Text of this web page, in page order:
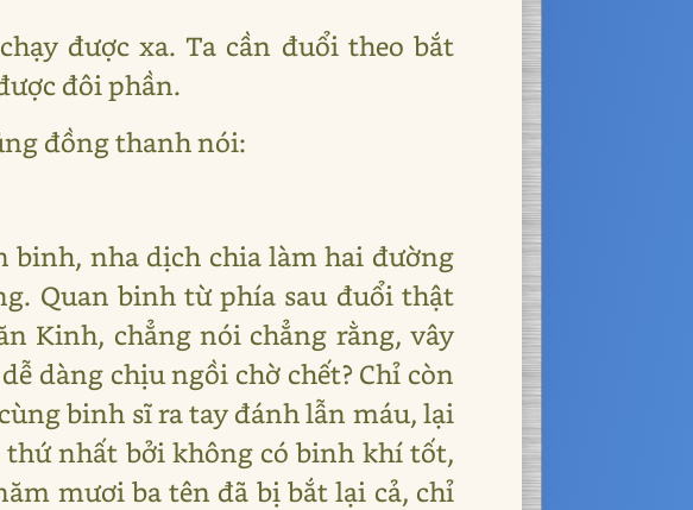
được xa. Ta cần đuổi theo bắt
đôi phần.
đồng thanh nói:
binh, nha dịch chia làm hai đường
Quan binh từ phía sau đuổi thật
Kinh, chẳng nói chẳng rằng, vây
dàng chịu ngồi chờ chết? Chỉ còn
binh sĩ ra tay đánh lẫn máu, lại
thứ nhất bởi không có binh khí tốt,
mươi ba tên đã bị bắt lại cả, chỉ